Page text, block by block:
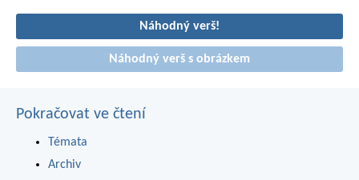
Náhodný verš!
Náhodný verš s obrázkem
Pokračovat ve čtení
Témata
Archiv